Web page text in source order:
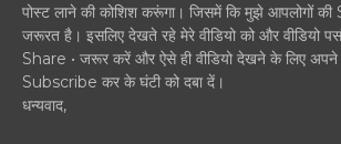
पोस्ट लाने की कोशिश करूंगा। जिसमें कि मुझे आपलोगों
जरूरत है। इसलिए देखते रहे मेरे वीडियो को और वीडियो
Share • जरूर करें और ऐसे ही वीडियो देखने के लिए
Subscribe कर के घंटी को दबा दें।
धन्यवाद,